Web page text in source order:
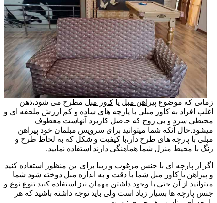
زمانی که موضوع پیراهن مبل یا کاور مبل مطرح می شود،ذهن
اغلب افراد به کاور مبلی با پارچه های ساده و کم ارزش ملحفه ای و
محیطی سرد و بی روح که حاصل کاربرد آنهاست معطوف
میشود.حال آنکه شما میتوانید برای سرویس مبلمان خود پیراهن
مبلی با پارچه های طرح دار،با کیفیت و شکل که به لحاظ طرح و
رنگ با محیط منزل شما هماهنگی دارند استفاده نمایید.
اگر از پارچه ای با جنس مرغوب و زیبا برای این منظور استفاده کنید
و پیراهن یا کاور مبل شما با دقت و به اندازه مبل دوخته شود شما
میتوانید از آن حتی با وجود داشتن مهمان نیز استفاده کنید.تنوع نوع و
جنس پارچه ها بسیار زیاد است ولی باید توجه داشته باشید که هر